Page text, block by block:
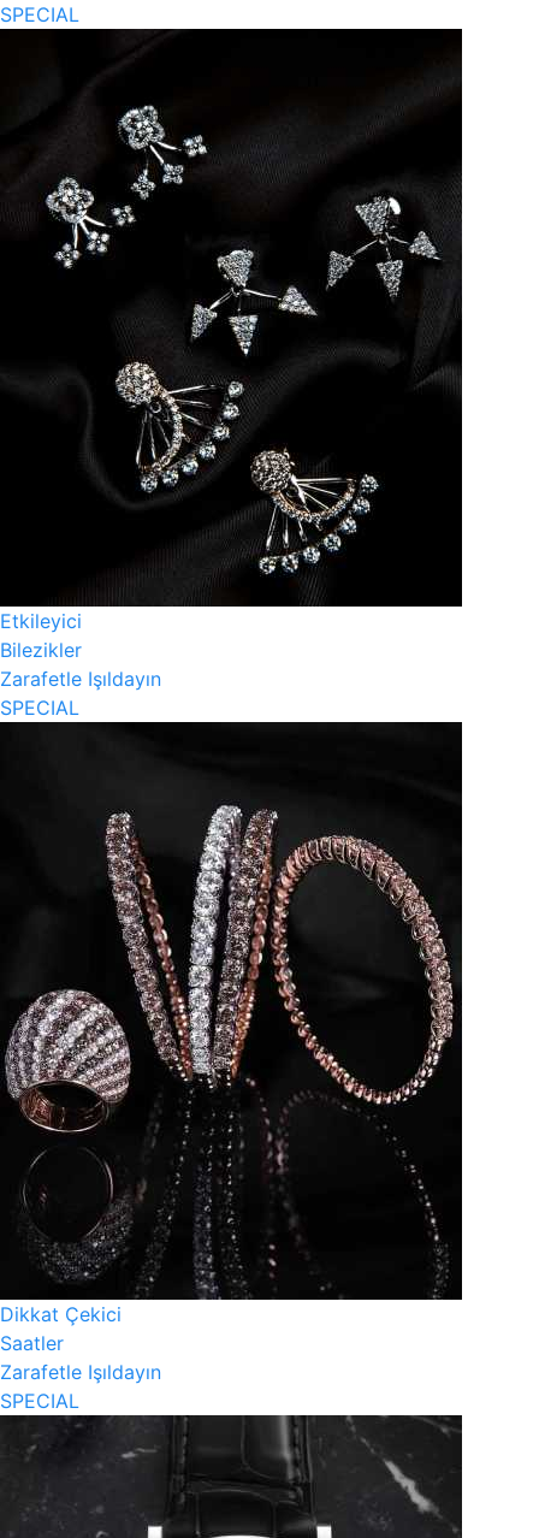
SPECIAL
Etkileyici
Bilezikler
Zarafetle Işıldayın
SPECIAL
Dikkat Çekici
Saatler
Zarafetle Işıldayın
SPECIAL